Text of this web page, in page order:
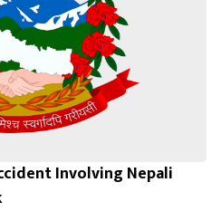
Involving Nepali